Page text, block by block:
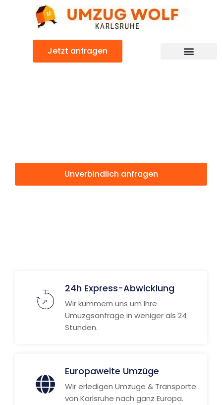
Jetzt anfragen
Unverbindlich anfragen
24h Express-Abwicklung
Wir kümmern uns um Ihre
Umuzgsanfrage in weniger als 24
Stunden.
Europaweite Umzüge
Wir erledigen Umzüge & Transporte
von Karlsruhe nach ganz Europa.